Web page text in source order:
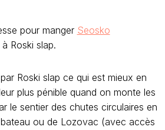
pour manger Seosko
à Roski slap.
Roski slap ce qui est mieux en
plus pénible quand on monte les
le sentier des chutes circulaires en
ou de Lozovac (avec accès